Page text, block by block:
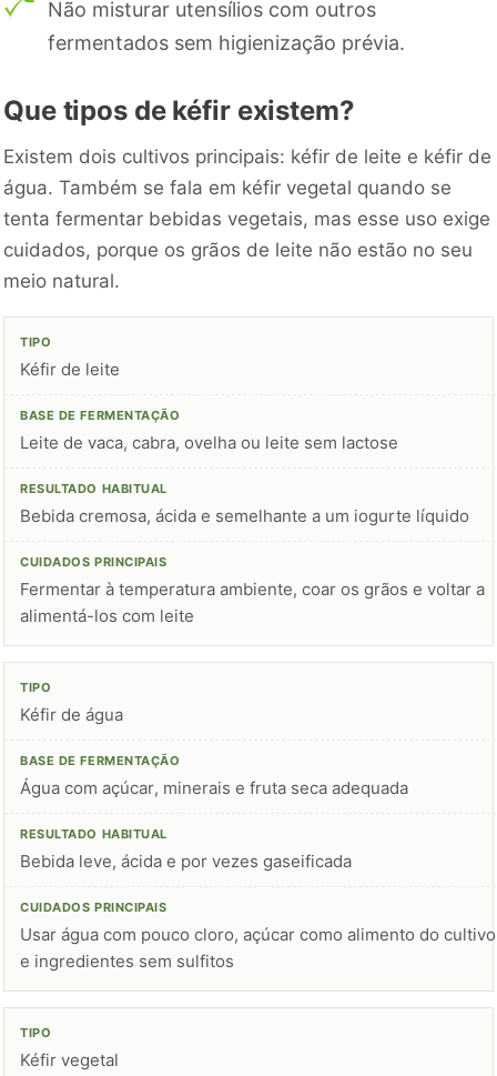
Não misturar utensílios com outros
fermentados sem higienização prévia.
Que tipos de kéfir existem?
Existem dois cultivos principais: kéfir de leite e kéfir de
água. Também se fala em kéfir vegetal quando se
tenta fermentar bebidas vegetais, mas esse uso exige
cuidados, porque os grãos de leite não estão no seu
meio natural.
Kéfir de leite
Leite de vaca, cabra, ovelha ou leite sem lactose
Bebida cremosa, ácida e semelhante a um iogurte líquido
Fermentar à temperatura ambiente, coar os grãos e voltar a
alimentá-los com leite
Kéfir de água
Água com açúcar, minerais e fruta seca adequada
Bebida leve, ácida e por vezes gaseificada
Usar água com pouco cloro, açúcar como alimento do cultivo
e ingredientes sem sulfitos
Kéfir vegetal